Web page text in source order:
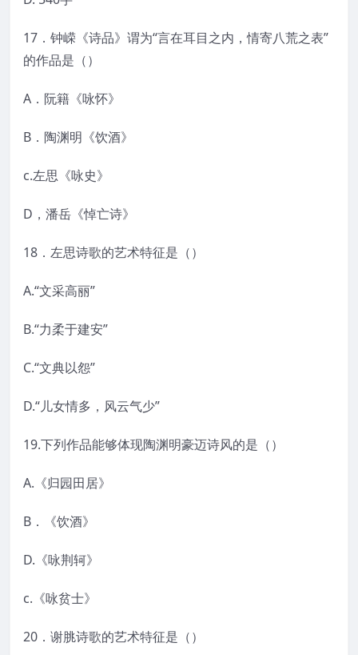
17．钟嵘《诗品》谓为“言在耳目之内，情寄八荒之表”
的作品是（）
A．阮籍《咏怀》
B．陶渊明《饮酒》
c.左思《咏史》
D，潘岳《悼亡诗》
18．左思诗歌的艺术特征是（）
A.“文采高丽”
B.“力柔于建安”
C.“文典以怨”
D.“儿女情多，风云气少”
19.下列作品能够体现陶渊明豪迈诗风的是（）
A.《归园田居》
B．《饮酒》
D.《咏荆轲》
c.《咏贫士》
20．谢脁诗歌的艺术特征是（）